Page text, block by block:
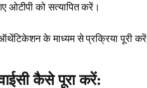
ओटीपी को सत्यापित करें।
के माध्यम से प्रक्रिया पूरी
कैसे पूरा करें: